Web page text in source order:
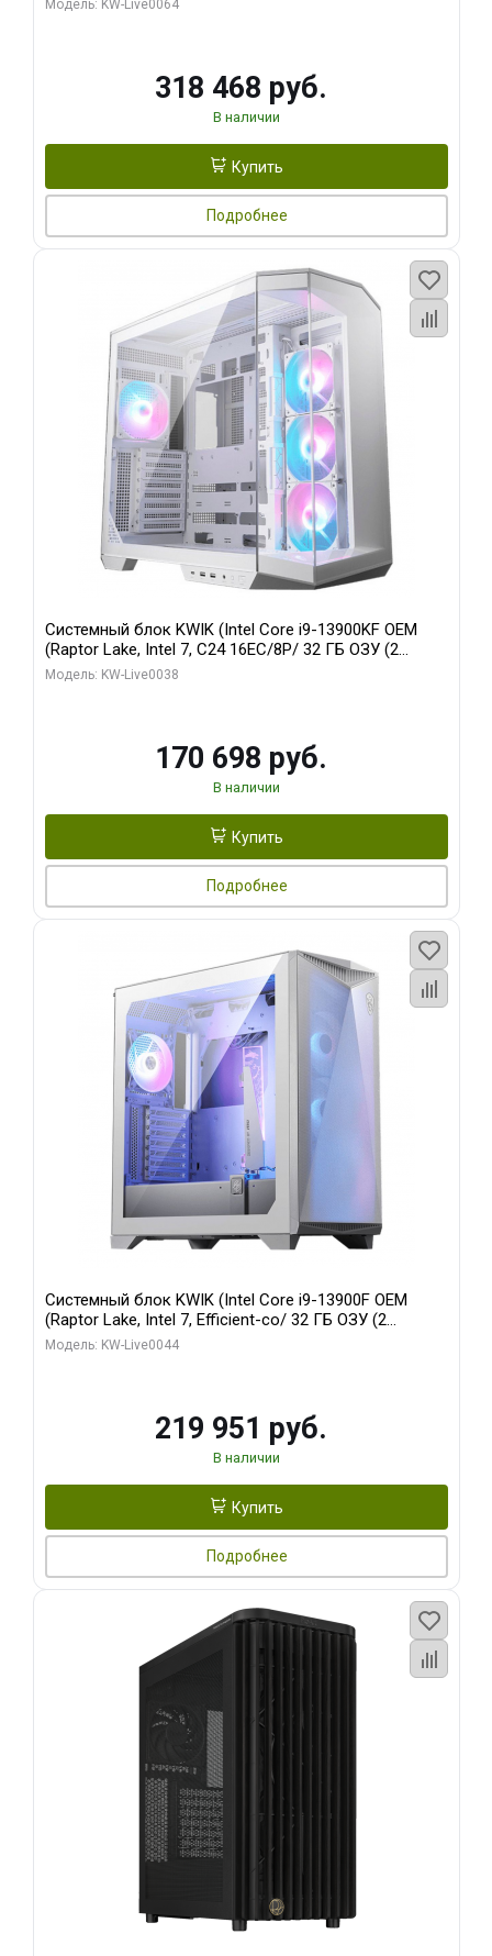
Модель: KW-Live0064
318 468 руб.
В наличии
Купить
Подробнее
Системный блок KWIK (Intel Core i9-13900KF OEM
(Raptor Lake, Intel 7, C24 16EC/8P/ 32 ГБ ОЗУ (2
модуля)/ Gigabyte RX9070XT GAMING OC 16GB GDDR6
Модель: KW-Live0038
170 698 руб.
В наличии
Купить
Подробнее
Системный блок KWIK (Intel Core i9-13900F OEM
(Raptor Lake, Intel 7, Efficient-co/ 32 ГБ ОЗУ (2
модуля)/ Gigabyte RTX5070Ti AERO OC 16GB GDDR7
Модель: KW-Live0044
219 951 руб.
В наличии
Купить
Подробнее